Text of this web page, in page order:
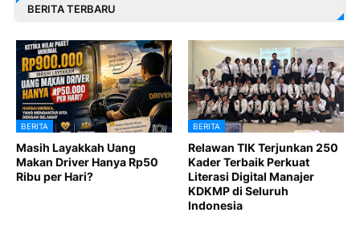
BERITA TERBARU
BERITA
Masih Layakkah Uang
Makan Driver Hanya Rp50
Ribu per Hari?
BERITA
Relawan TIK Terjunkan 250
Kader Terbaik Perkuat
Literasi Digital Manajer
KDKMP di Seluruh
Indonesia